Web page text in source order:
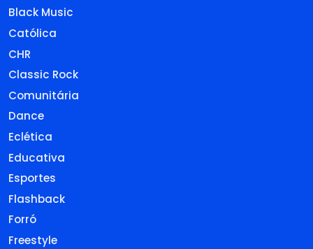
Black Music
Católica
CHR
Classic Rock
Comunitária
Dance
Eclética
Educativa
Esportes
Flashback
Forró
Freestyle